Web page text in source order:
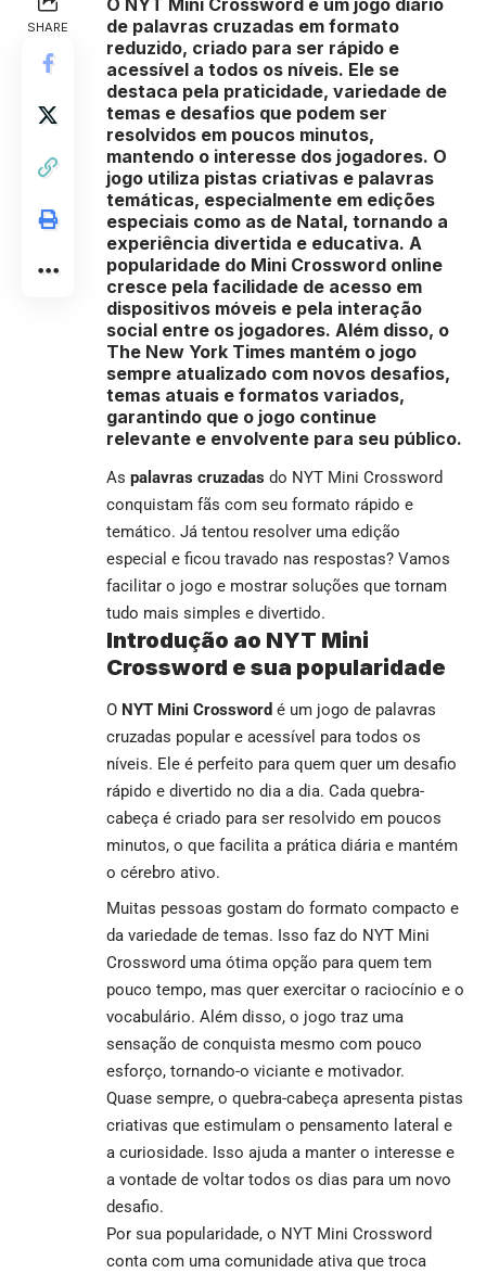
SHARE
de palavras cruzadas em formato
reduzido, criado para ser rápido e
acessível a todos os níveis. Ele se
destaca pela praticidade, variedade de
temas e desafios que podem ser
resolvidos em poucos minutos,
mantendo o interesse dos jogadores. O
jogo utiliza pistas criativas e palavras
temáticas, especialmente em edições
especiais como as de Natal, tornando a
experiência divertida e educativa. A
popularidade do Mini Crossword online
cresce pela facilidade de acesso em
dispositivos móveis e pela interação
social entre os jogadores. Além disso, o
The New York Times mantém o jogo
sempre atualizado com novos desafios,
temas atuais e formatos variados,
garantindo que o jogo continue
relevante e envolvente para seu público.
As palavras cruzadas do NYT Mini Crossword
conquistam fãs com seu formato rápido e
temático. Já tentou resolver uma edição
especial e ficou travado nas respostas? Vamos
facilitar o jogo e mostrar soluções que tornam
tudo mais simples e divertido.
Introdução ao NYT Mini
Crossword e sua popularidade
O NYT Mini Crossword é um jogo de palavras
cruzadas popular e acessível para todos os
níveis. Ele é perfeito para quem quer um desafio
rápido e divertido no dia a dia. Cada quebra-
cabeça é criado para ser resolvido em poucos
minutos, o que facilita a prática diária e mantém
o cérebro ativo.
Muitas pessoas gostam do formato compacto e
da variedade de temas. Isso faz do NYT Mini
Crossword uma ótima opção para quem tem
pouco tempo, mas quer exercitar o raciocínio e o
vocabulário. Além disso, o jogo traz uma
sensação de conquista mesmo com pouco
esforço, tornando-o viciante e motivador.
Quase sempre, o quebra-cabeça apresenta pistas
criativas que estimulam o pensamento lateral e
a curiosidade. Isso ajuda a manter o interesse e
a vontade de voltar todos os dias para um novo
desafio.
Por sua popularidade, o NYT Mini Crossword
conta com uma comunidade ativa que troca